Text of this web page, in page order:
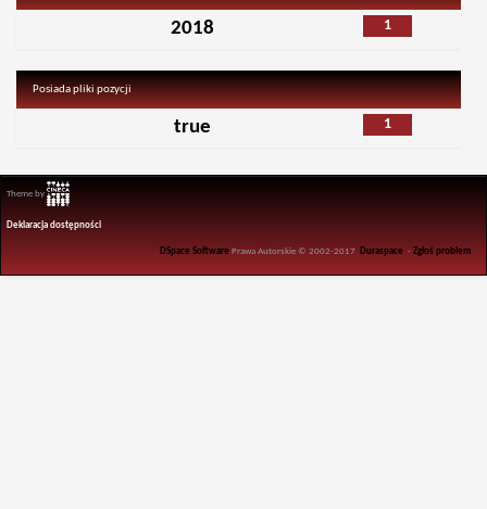
1
2018
Posiada pliki pozycji
1
true
Theme by
Deklaracja dostępności
DSpace Software Prawa Autorskie © 2002-2017 Duraspace -Zgłoś problem